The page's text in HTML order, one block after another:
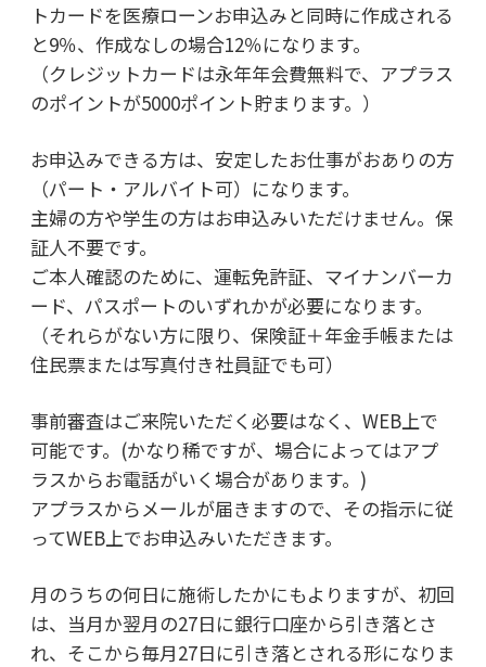
トカードを医療ローンお申込みと同時に作成される
と9％、作成なしの場合12％になります。
（クレジットカードは永年年会費無料で、アプラス
のポイントが5000ポイント貯まります。）
お申込みできる方は、安定したお仕事がおありの方
（パート・アルバイト可）になります。
主婦の方や学生の方はお申込みいただけません。保
証人不要です。
ご本人確認のために、運転免許証、マイナンバーカ
ード、パスポートのいずれかが必要になります。
（それらがない方に限り、保険証＋年金手帳または
住民票または写真付き社員証でも可）
事前審査はご来院いただく必要はなく、WEB上で
可能です。(かなり稀ですが、場合によってはアプ
ラスからお電話がいく場合があります。)
アプラスからメールが届きますので、その指示に従
ってWEB上でお申込みいただきます。
月のうちの何日に施術したかにもよりますが、初回
は、当月か翌月の27日に銀行口座から引き落とさ
れ、そこから毎月27日に引き落とされる形になりま